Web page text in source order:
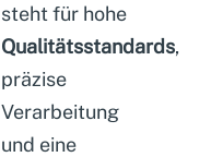
steht für hohe
Qualitätsstandards,
präzise
Verarbeitung
und eine